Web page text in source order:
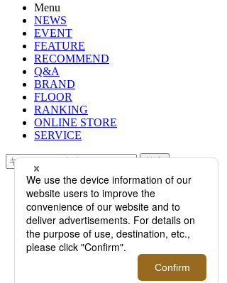
Menu
NEWS
EVENT
FEATURE
RECOMMEND
Q&A
BRAND
FLOOR
RANKING
ONLINE STORE
SERVICE
検索
TOP
PHOTO
【特集】涼やかに纏う「夏ジャケッ
ト」。素材や機能に優れたこの夏お
すすめのジャケット10選
【特集】涼やかに纏う「夏